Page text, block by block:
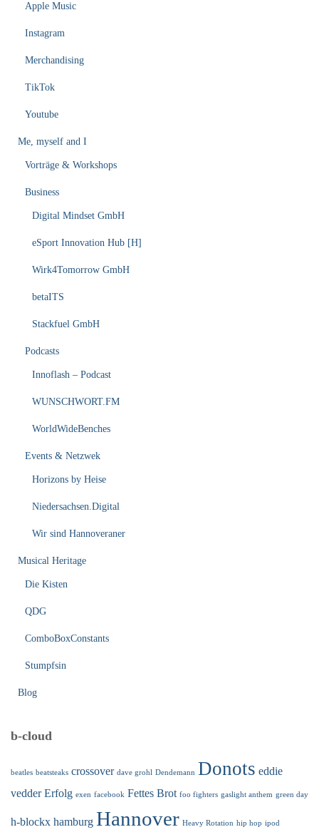
Apple Music
Instagram
Merchandising
TikTok
Youtube
Me, myself and I
Vorträge & Workshops
Business
Digital Mindset GmbH
eSport Innovation Hub [H]
Wirk4Tomorrow GmbH
betaITS
Stackfuel GmbH
Podcasts
Innoflash – Podcast
WUNSCHWORT.FM
WorldWideBenches
Events & Netzwek
Horizons by Heise
Niedersachsen.Digital
Wir sind Hannoveraner
Musical Heritage
Die Kisten
QDG
ComboBoxConstants
Stumpfsin
Blog
b-cloud
beatles beatsteaks crossover dave grohl Dendemann Donots eddie
vedder Erfolg exen facebook Fettes Brot foo fighters gaslight anthem green day
h-blockx hamburg Hannover Heavy Rotation hip hop ipod